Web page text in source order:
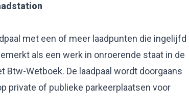
met een of meer laadpunten die ingelijfd
als een werk in onroerende staat in de
Btw-Wetboek. De laadpaal wordt doorgaans
private of publieke parkeerplaatsen voor